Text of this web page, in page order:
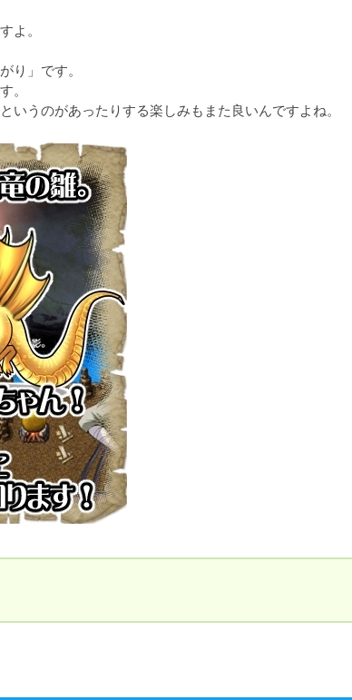
よ。
り」です。
。
うのがあったりする楽しみもまた良いんですよね。